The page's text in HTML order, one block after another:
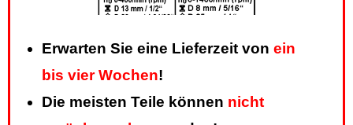
Erwarten Sie eine Lieferzeit von ein
bis vier Wochen!
Die meisten Teile können nicht